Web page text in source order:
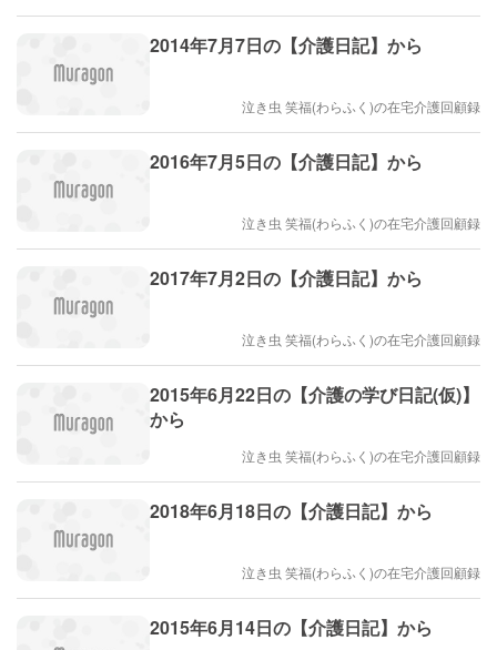
2014年7月7日の【介護日記】から
泣き虫 笑福(わらふく)の在宅介護回顧録
2016年7月5日の【介護日記】から
泣き虫 笑福(わらふく)の在宅介護回顧録
2017年7月2日の【介護日記】から
泣き虫 笑福(わらふく)の在宅介護回顧録
2015年6月22日の【介護の学び日記(仮)】
から
泣き虫 笑福(わらふく)の在宅介護回顧録
2018年6月18日の【介護日記】から
泣き虫 笑福(わらふく)の在宅介護回顧録
2015年6月14日の【介護日記】から